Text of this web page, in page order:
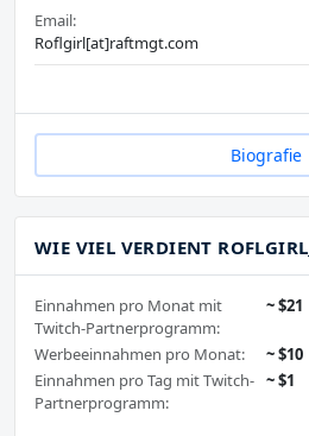
Email:
Roflgirl[at]raftmgt.com
Biografie
WIE VIEL VERDIENT ROFLGIRL_
Einnahmen pro Monat mit
Twitch-Partnerprogramm:
~ $21
Werbeeinnahmen pro Monat:
~ $10
Einnahmen pro Tag mit Twitch-
Partnerprogramm:
~ $1